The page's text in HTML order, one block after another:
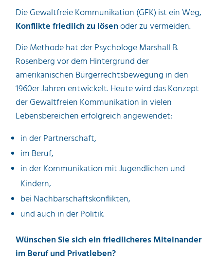
Die Gewaltfreie Kommunikation (GFK) ist ein Weg,
Konflikte friedlich zu lösenoder zu vermeiden.
Die Methode hat der Psychologe Marshall B.
Rosenberg vor dem Hintergrund der
amerikanischen Bürgerrechtsbewegung in den
1960er Jahren entwickelt. Heute wird das Konzept
der Gewaltfreien Kommunikation in vielen
Lebensbereichen erfolgreich angewendet:
in der Partnerschaft,
im Beruf,
in der Kommunikation mit Jugendlichen und
Kindern,
bei Nachbarschaftskonflikten,
und auch in der Politik.
Wünschen Sie sich ein friedlicheres Miteinander
im Beruf und Privatleben?